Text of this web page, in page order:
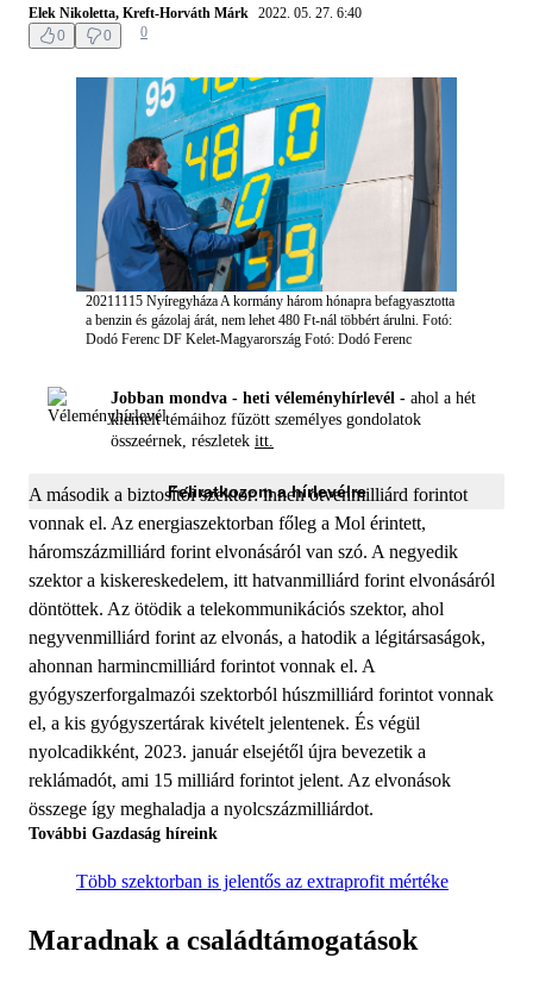
Elek Nikoletta, Kreft-Horváth Márk 2022. 05. 27. 6:40
0
0 0
20211115 Nyíregyháza A kormány három hónapra befagyasztotta
a benzin és gázolaj árát, nem lehet 480 Ft-nál többért árulni. Fotó:
Dodó Ferenc DF Kelet-Magyarország Fotó: Dodó Ferenc
Jobban mondva - heti véleményhírlevél - ahol a hét
kiemelt témáihoz fűzött személyes gondolatok
összeérnek, részletek itt.
Feliratkozom a hírlevélre
A második a biztosítói szektor: innen ötvenmilliárd forintot
vonnak el. Az energiaszektorban főleg a Mol érintett,
háromszázmilliárd forint elvonásáról van szó. A negyedik
szektor a kiskereskedelem, itt hatvanmilliárd forint elvonásáról
döntöttek. Az ötödik a telekommunikációs szektor, ahol
negyvenmilliárd forint az elvonás, a hatodik a légitársaságok,
ahonnan harmincmilliárd forintot vonnak el. A
gyógyszerforgalmazói szektorból húszmilliárd forintot vonnak
el, a kis gyógyszertárak kivételt jelentenek. És végül
nyolcadikként, 2023. január elsejétől újra bevezetik a
reklámadót, ami 15 milliárd forintot jelent. Az elvonások
összege így meghaladja a nyolcszázmilliárdot.
További Gazdaság híreink
Több szektorban is jelentős az extraprofit mértéke
Maradnak a családtámogatások